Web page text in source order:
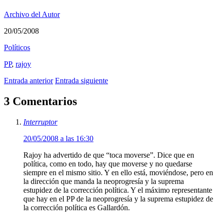
Archivo del Autor
20/05/2008
Polí­ticos
PP, rajoy
Entrada anterior Entrada siguiente
3 Comentarios
Interruptor
20/05/2008 a las 16:30
Rajoy ha advertido de que “toca moverse”. Dice que en
política, como en todo, hay que moverse y no quedarse
siempre en el mismo sitio. Y en ello está, moviéndose, pero en
la dirección que manda la neoprogresía y la suprema
estupidez de la corrección política. Y el máximo representante
que hay en el PP de la neoprogresía y la suprema estupidez de
la corrección política es Gallardón.